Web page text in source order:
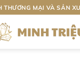
THƯƠNG MẠI VÀ SẢN